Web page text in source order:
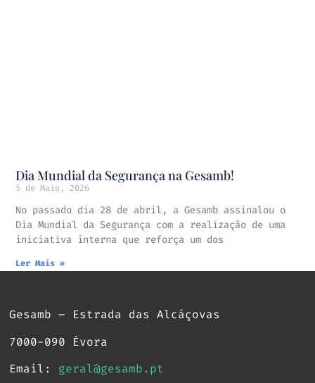
Dia Mundial da Segurança na Gesamb!
5 de Maio, 2026
No passado dia 28 de abril, a Gesamb assinalou o
Dia Mundial da Segurança com a realização de uma
iniciativa interna que reforça um dos
Ler Mais »
Gesamb – Estrada das Alcáçovas
7000-090 Évora
Email: geral@gesamb.pt